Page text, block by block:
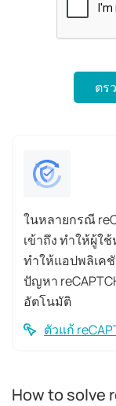
ตร
ในหลายกรณี
เข้าถึง ทำให้ผู้ใ
ทำให้แอปพลิเค
ปัญหา
อัตโนมัติ
ตัวแก้
How to solve